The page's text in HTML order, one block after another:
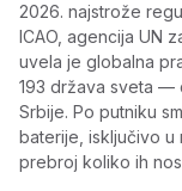
2026. najstrože
ICAO, agencija UN
uvela je globalna
193 država sveta —
Srbije. Po putniku
baterije, isključivo u
prebroj koliko ih